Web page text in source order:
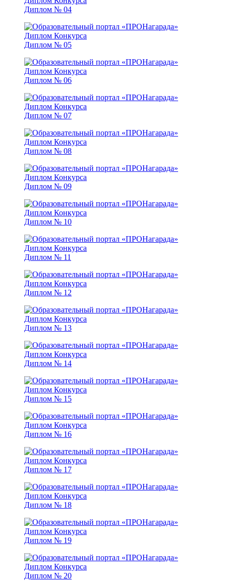
Диплом № 04
Диплом № 05
Диплом № 06
Диплом № 07
Диплом № 08
Диплом № 09
Диплом № 10
Диплом № 11
Диплом № 12
Диплом № 13
Диплом № 14
Диплом № 15
Диплом № 16
Диплом № 17
Диплом № 18
Диплом № 19
Диплом № 20